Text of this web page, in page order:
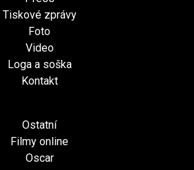
Tiskové zprávy
Foto
Video
Loga a soška
Kontakt
Ostatní
Filmy online
Oscar